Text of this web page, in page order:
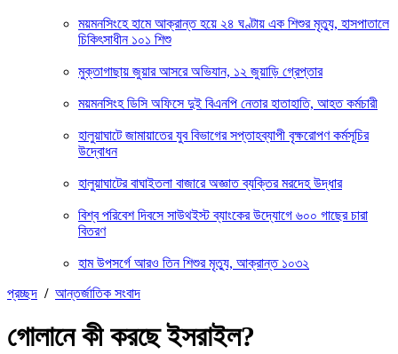
ময়মনসিংহে হামে আক্রান্ত হয়ে ২৪ ঘণ্টায় এক শিশুর মৃত্যু, হাসপাতালে
চিকিৎসাধীন ১০১ শিশু
মুক্তাগাছায় জুয়ার আসরে অভিযান, ১২ জুয়াড়ি গ্রেপ্তার
ময়মনসিংহ ডিসি অফিসে দুই বিএনপি নেতার হাতাহাতি, আহত কর্মচারী
হালুয়াঘাটে জামায়াতের যুব বিভাগের সপ্তাহব্যাপী বৃক্ষরোপণ কর্মসূচির
উদ্বোধন
হালুয়াঘাটের বাঘাইতলা বাজারে অজ্ঞাত ব্যক্তির মরদেহ উদ্ধার
বিশ্ব পরিবেশ দিবসে সাউথইস্ট ব্যাংকের উদ্যোগে ৬০০ গাছের চারা
বিতরণ
হাম উপসর্গে আরও তিন শিশুর মৃত্যু, আক্রান্ত ১০৩২
প্রচ্ছদ / আন্তর্জাতিক সংবাদ
গোলানে কী করছে ইসরাইল?